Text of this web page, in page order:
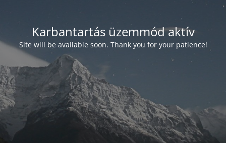
Karbantartás üzemmód aktív
Site will be available soon. Thank you for your patience!